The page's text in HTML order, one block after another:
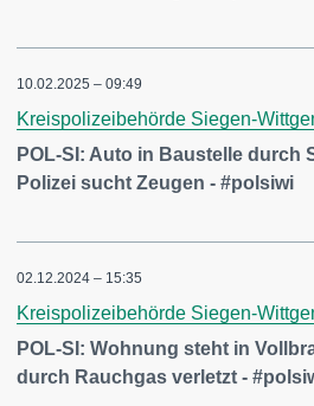
10.02.2025 – 09:49
Kreispolizeibehörde Siegen-
POL-SI: Auto in Baustelle durch
Polizei sucht Zeugen - #polsiwi
02.12.2024 – 15:35
Kreispolizeibehörde Siegen-
POL-SI: Wohnung steht in
durch Rauchgas verletzt -